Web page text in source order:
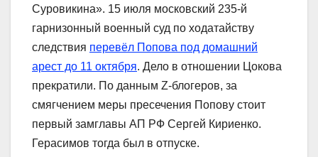
Суровикина». 15 июля московский 235-й
гарнизонный военный суд по ходатайству
следствия перевёл Попова под домашний
арест до 11 октября. Дело в отношении Цокова
прекратили. По данным Z-блогеров, за
смягчением меры пресечения Попову стоит
первый замглавы АП РФ Сергей Кириенко.
Герасимов тогда был в отпуске.